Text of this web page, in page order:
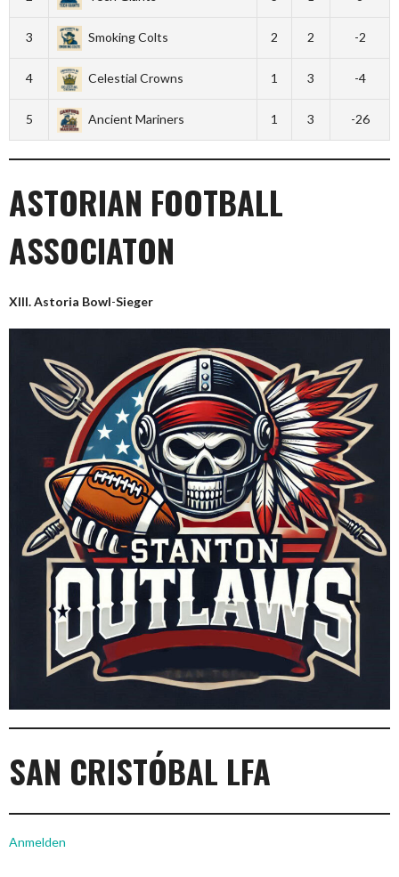
3 Smoking Colts 2 2 -2
4 Celestial Crowns 1 3 -4
5 Ancient Mariners 1 3 -26
ASTORIAN FOOTBALL
ASSOCIATON
XIII. Astoria Bowl-Sieger
SAN CRISTÓBAL LFA
Anmelden